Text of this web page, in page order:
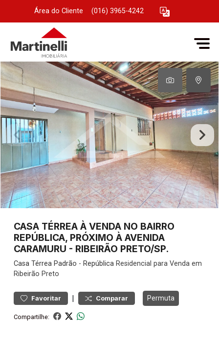
Área do Cliente (016) 3965-4242
CASA TÉRREA À VENDA NO BAIRRO
REPÚBLICA, PRÓXIMO À AVENIDA
CARAMURU - RIBEIRÃO PRETO/SP.
Casa Térrea Padrão - República Residencial para Venda em
Ribeirão Preto
Favoritar | Comparar Permuta
Compartilhe: